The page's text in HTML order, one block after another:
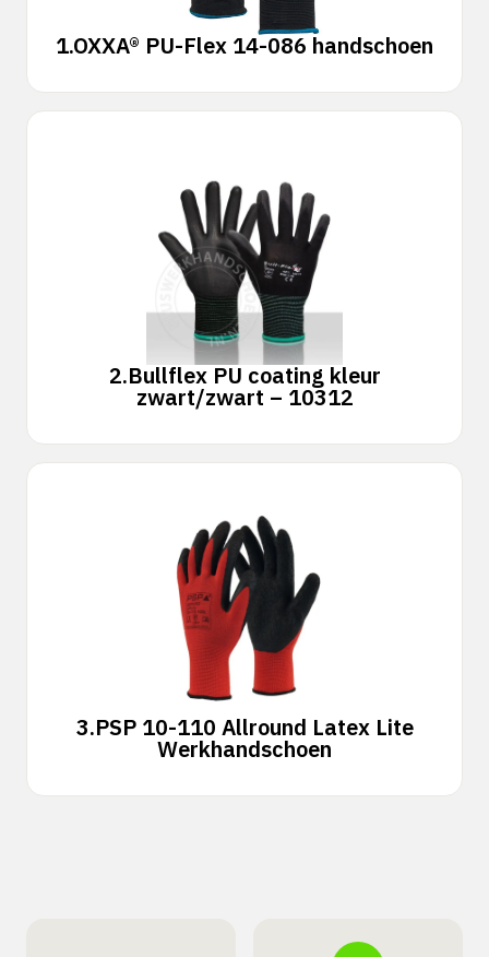
1.OXXA® PU-Flex 14-086 handschoen
2.Bullflex PU coating kleur
zwart/zwart – 10312
3.PSP 10-110 Allround Latex Lite
Werkhandschoen